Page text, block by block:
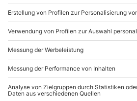
Teilnehmer
Gutschein gültig für 1 Person
b2b@mydays.de
www.b2b.mydays.de/
Artikelnummer:59809
Andere Produkte entdecken